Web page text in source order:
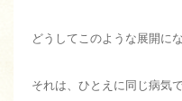
どうしてこのような展開に
それは、ひとえに同じ病気